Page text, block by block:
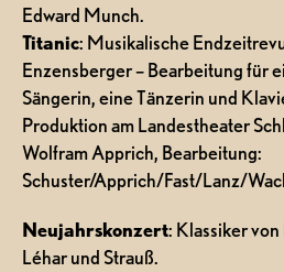
Edward Munch.
Titanic: Musikalische
Enzensberger – Bearbeitung für
Sängerin, eine Tänzerin und
Produktion am Landestheater
Wolfram Apprich, Bearbeitung:
Schuster/Apprich/Fast/Lanz/
Neujahrskonzert: Klassiker
Léhar und Strauß.